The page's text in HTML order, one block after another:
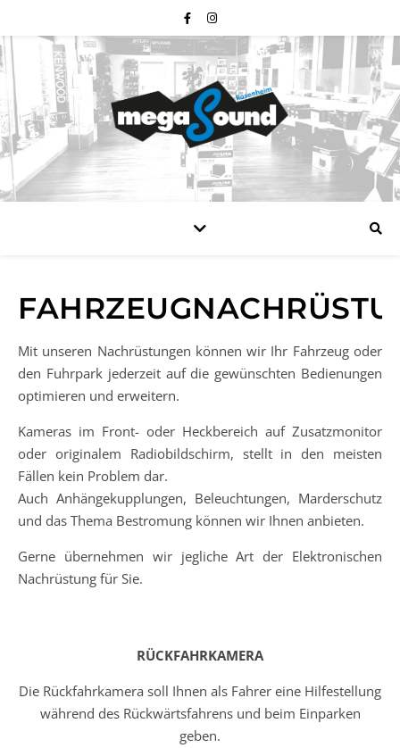
Mit unseren Nachrüstungen können wir Ihr Fahrzeug oder
den Fuhrpark jederzeit auf die gewünschten Bedienungen
optimieren und erweitern.
Kameras im Front- oder Heckbereich auf Zusatzmonitor
oder originalem Radiobildschirm, stellt in den meisten
Fällen kein Problem dar.
Auch Anhängekupplungen, Beleuchtungen, Marderschutz
und das Thema Bestromung können wir Ihnen anbieten.
Gerne übernehmen wir jegliche Art der Elektronischen
Nachrüstung für Sie.
RÜCKFAHRKAMERA
Die Rückfahrkamera soll Ihnen als Fahrer eine Hilfestellung
während des Rückwärtsfahrens und beim Einparken
geben.